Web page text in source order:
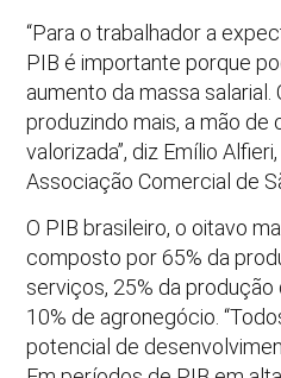
“Para o trabalhador a
PIB é importante porque
aumento da massa
produzindo mais, a mão de
valorizada”, diz Emílio
Associação Comercial de
O PIB brasileiro, o oitavo
composto por 65% da
serviços, 25% da
10% de agronegócio.
potencial de